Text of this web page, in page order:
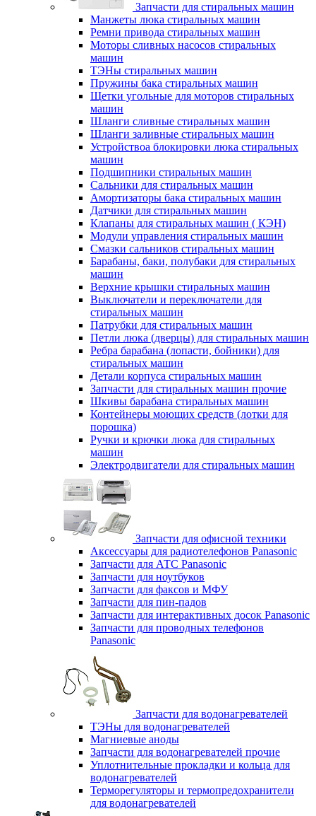
Запчасти для стиральных машин
Манжеты люка стиральных машин
Ремни привода стиральных машин
Моторы сливных насосов стиральных
машин
ТЭНы стиральных машин
Пружины бака стиральных машин
Щетки угольные для моторов стиральных
машин
Шланги сливные стиральных машин
Шланги заливные стиральных машин
Устройствоа блокировки люка стиральных
машин
Подшипники стиральных машин
Сальники для стиральных машин
Амортизаторы бака стиральных машин
Датчики для стиральных машин
Клапаны для стиральных машин ( КЭН)
Модули управления стиральных машин
Смазки сальников стиральных машин
Барабаны, баки, полубаки для стиральных
машин
Верхние крышки стиральных машин
Выключатели и переключатели для
стиральных машин
Патрубки для стиральных машин
Петли люка (дверцы) для стиральных машин
Ребра барабана (лопасти, бойники) для
стиральных машин
Детали корпуса стиральных машин
Запчасти для стиральных машин прочие
Шкивы барабана стиральных машин
Контейнеры моющих средств (лотки для
порошка)
Ручки и крючки люка для стиральных
машин
Электродвигатели для стиральных машин
Запчасти для офисной техники
Аксессуары для радиотелефонов Panasonic
Запчасти для АТС Panasonic
Запчасти для ноутбуков
Запчасти для факсов и МФУ
Запчасти для пин-падов
Запчасти для интерактивных досок Panasonic
Запчасти для проводных телефонов
Panasonic
Запчасти для водонагревателей
ТЭНы для водонагревателей
Магниевые аноды
Запчасти для водонагревателей прочие
Уплотнительные прокладки и кольца для
водонагревателей
Терморегуляторы и термопредохранители
для водонагревателей